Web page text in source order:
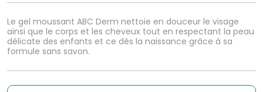
Le gel moussant ABC Derm nettoie en douceur le visage
ainsi que le corps et les cheveux tout en respectant la peau
délicate des enfants et ce dès la naissance grâce à sa
formule sans savon.